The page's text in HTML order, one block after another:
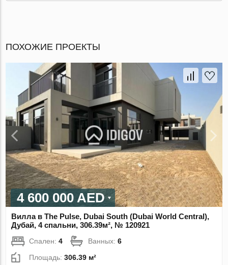
ПОХОЖИЕ ПРОЕКТЫ
4 600 000 AED
Вилла в The Pulse, Dubai South (Dubai World Central),
Дубай, 4 спальни, 306.39м², № 120921
Спален:4 Ванных:6
Площадь:306.39 м²